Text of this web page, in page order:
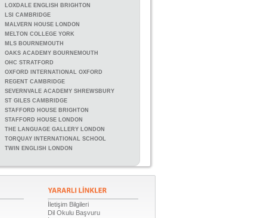
LOXDALE ENGLISH BRIGHTON
LSI CAMBRIDGE
MALVERN HOUSE LONDON
MELTON COLLEGE YORK
MLS BOURNEMOUTH
OAKS ACADEMY BOURNEMOUTH
OHC STRATFORD
OXFORD INTERNATIONAL OXFORD
REGENT CAMBRIDGE
SEVERNVALE ACADEMY SHREWSBURY
ST GILES CAMBRIDGE
STAFFORD HOUSE BRIGHTON
STAFFORD HOUSE LONDON
THE LANGUAGE GALLERY LONDON
TORQUAY INTERNATIONAL SCHOOL
TWIN ENGLISH LONDON
İletişim Bilgileri
Dil Okulu Başvuru